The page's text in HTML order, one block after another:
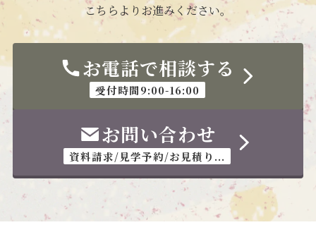
こちらよりお進みください。
お電話で相談する
受付時間9:00-16:00
お問い合わせ
資料請求/見学予約/お見積り...